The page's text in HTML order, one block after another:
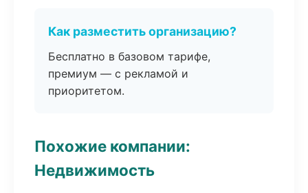
Как разместить организацию?
Бесплатно в базовом тарифе,
премиум — с рекламой и
приоритетом.
Похожие компании:
Недвижимость